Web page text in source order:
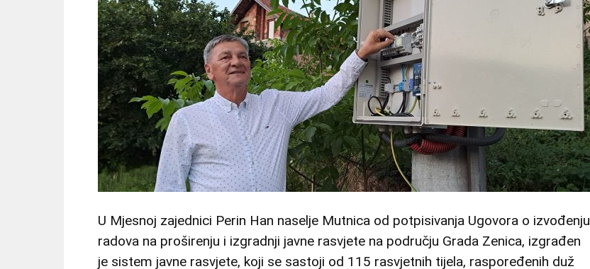
U Mjesnoj zajednici Perin Han naselje Mutnica od potpisivanja Ugovora o izvođenju
radova na proširenju i izgradnji javne rasvjete na području Grada Zenica, izgrađen
je sistem javne rasvjete, koji se sastoji od 115 rasvjetnih tijela, raspoređenih duž